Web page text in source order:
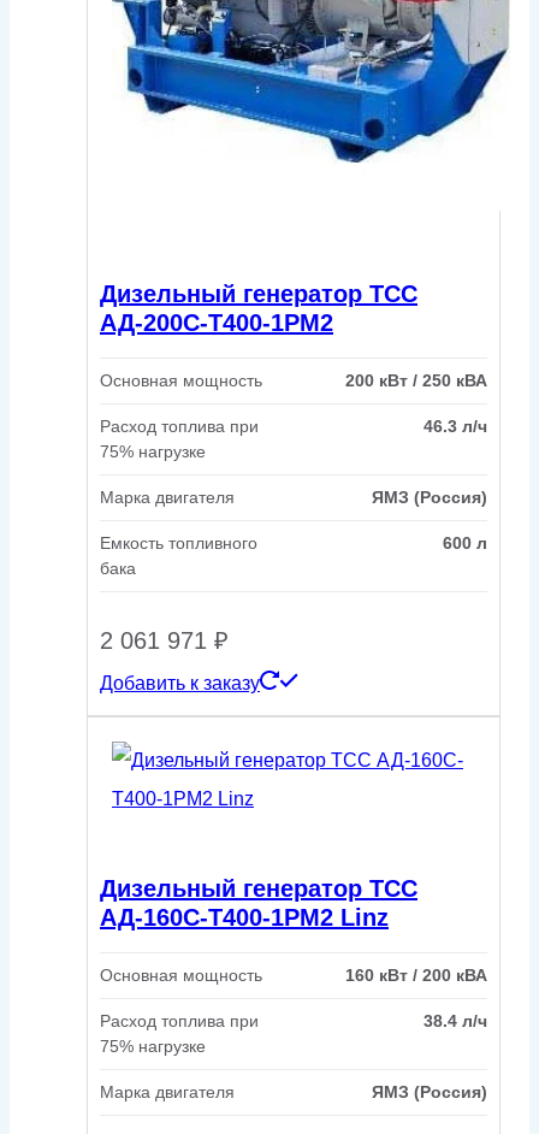
Дизельный генератор ТСС
АД-200С-Т400-1РМ2
Основная мощность 200 кВт / 250 кВА
Расход топлива при
75% нагрузке
46.3 л/ч
Марка двигателя ЯМЗ (Россия)
Емкость топливного
бака
600 л
2 061 971 ₽
Добавить к заказу
Дизельный генератор ТСС
АД-160С-Т400-1РМ2 Linz
Основная мощность 160 кВт / 200 кВА
Расход топлива при
75% нагрузке
38.4 л/ч
Марка двигателя ЯМЗ (Россия)